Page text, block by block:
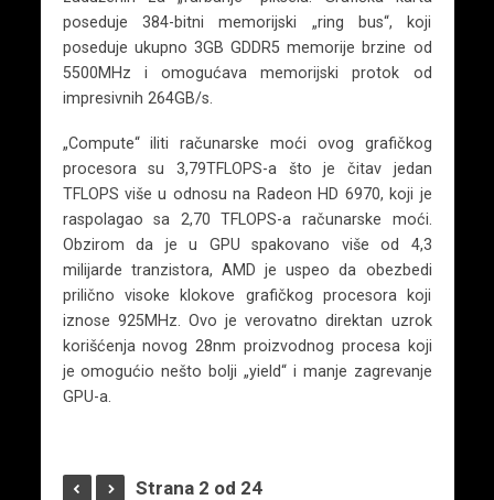
poseduje 384-bitni memorijski „ring bus“, koji
poseduje ukupno 3GB GDDR5 memorije brzine od
5500MHz i omogućava memorijski protok od
impresivnih 264GB/s.
„Compute“ iliti računarske moći ovog grafičkog
procesora su 3,79TFLOPS-a što je čitav jedan
TFLOPS više u odnosu na Radeon HD 6970, koji je
raspolagao sa 2,70 TFLOPS-a računarske moći.
Obzirom da je u GPU spakovano više od 4,3
milijarde tranzistora, AMD je uspeo da obezbedi
prilično visoke klokove grafičkog procesora koji
iznose 925MHz. Ovo je verovatno direktan uzrok
korišćenja novog 28nm proizvodnog procesa koji
je omogućio nešto bolji „yield“ i manje zagrevanje
GPU-a.
Strana 2 od 24